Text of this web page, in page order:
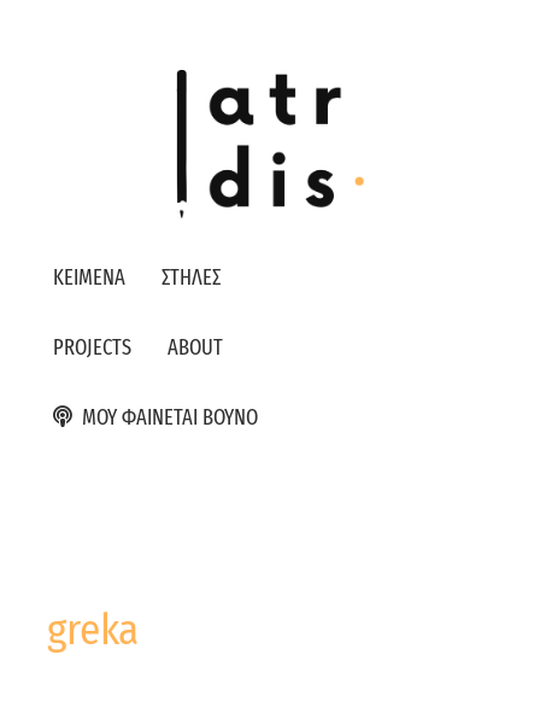
ΚΕΙΜΕΝΑ ΣΤΗΛΕΣ
PROJECTS ABOUT
ΜΟΥ ΦΑΙΝΕΤΑΙ ΒΟΥΝΟ
greka